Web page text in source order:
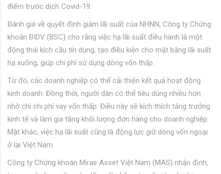
điểm trước dịch Covid-19.
Đánh giá về quyết định giảm lãi suất của NHNN, Công ty Chứng
khoán BIDV (BSC) cho rằng việc hạ lãi suất điều hành là một
động thái kích cầu tín dụng, tạo điều kiện cho mặt bằng lãi suất
hạ xuống, giúp chi phí sử dụng dòng vốn thấp.
Từ đó, các doanh nghiệp có thể cải thiện kết quả hoạt động
kinh doanh. Đồng thời, người dân có thể tiêu dùng nhiều hơn
nhờ chi chi phí vay vốn thấp. Điều này sẽ kích thích tăng trưởng
kinh tế và làm gia tăng khối lượng đơn hàng cho doanh nghiệp.
Mặt khác, việc hạ lãi suất cũng là động lực giữ dòng vốn ngoại
ở lại Việt Nam.
Công ty Chứng khoán Mirae Asset Việt Nam (MAS) nhận định,